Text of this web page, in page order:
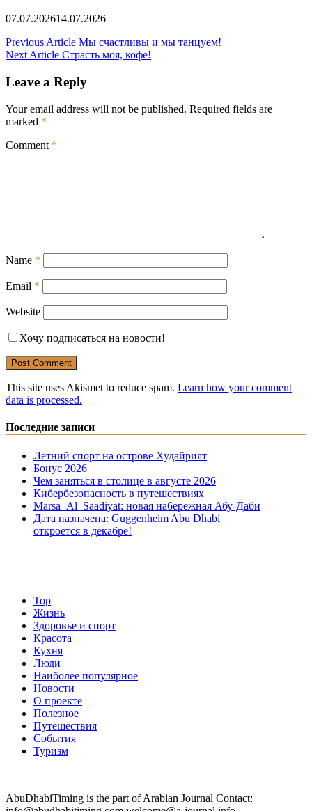
07.07.202614.07.2026
Post
navigation
Previous Article Мы счастливы и мы танцуем!
Next Article Страсть моя, кофе!
Leave a Reply
Your email address will not be published. Required fields are
marked *
Comment *
Name *
Email *
Website
Хочу подписаться на новости!
This site uses Akismet to reduce spam. Learn how your comment
data is processed.
Последние записи
Летний спорт на острове Худайрият
Бонус 2026
Чем заняться в столице в августе 2026
Кибербезопасность в путешествиях
Marsa Al Saadiyat: новая на6ережная Абу-Даби
Дата назначена: Guggenheim Abu Dhabi
откроется в декабре!
Top
Жизнь
Здоровье и спорт
Красота
Кухня
Люди
Наиболее популярное
Новости
О проекте
Полезное
Путешествия
События
Туризм
AbuDhabiTiming is the part of Arabian Journal Contact: